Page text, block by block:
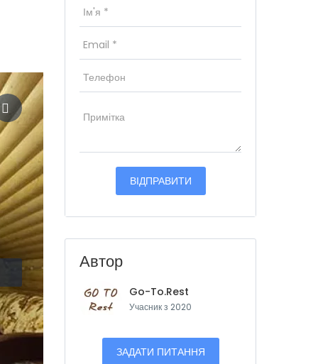
Автор
Go-To.Rest
Учасник з 2020
ЗАДАТИ ПИТАННЯ